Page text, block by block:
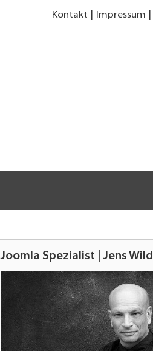
Kontakt Impressum
Joomla Spezialist | Jens Wild